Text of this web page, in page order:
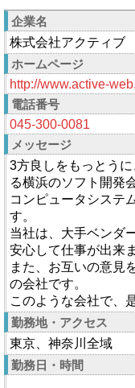
企業名
株式会社アクティブ
ホームページ
http://www.active-
電話番号
045-300-0081
メッセージ
3方良しをもっとう
る横浜のソフト開発
コンピュータシステ
す。
当社は、大手ベンダ
安心して仕事が出来
また、お互いの意見
の会社です。
このような会社で、
勤務地・アクセス
東京、神奈川全域
勤務日・時間